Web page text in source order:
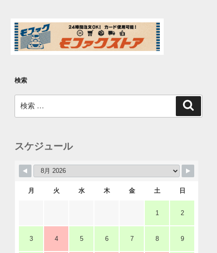
検索
索:
スケジュール
月 火 水 木 金 土 日
1 2
3 4 5 6 7 8 9